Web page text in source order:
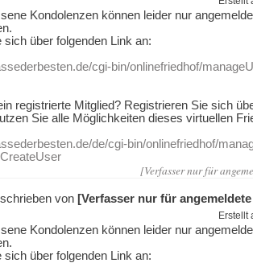
Kondolenzen können leider nur
sich über folgenden Link an:
cgi-bin/onlinefriedhof/
registrierte Mitglied? Registrieren Sie sich
Sie alle Möglichkeiten dieses virtuellen
de/cgi-bin/onlinefriedhof/
[Verfasser nur für
von [Verfasser nur für
Erstellt
Kondolenzen können leider nur
sich über folgenden Link an: